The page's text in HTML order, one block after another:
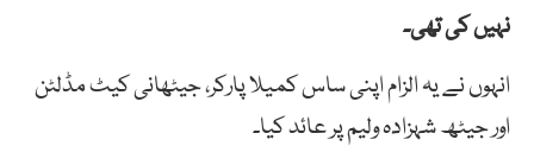
نہیں کی تھی۔
انہوں نے یہ الزام اپنی ساس کمیلا پارکر، جیٹھانی کیٹ مڈلٹن
اور جیٹھ شہزادہ ولیم پر عائد کیا۔